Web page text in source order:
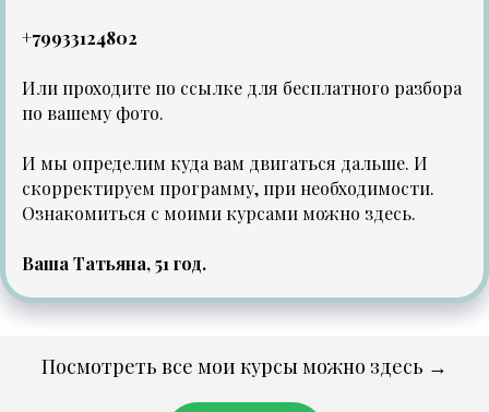
+79933124802
Или проходите по ссылке для бесплатного разбора
по вашему фото.
И мы определим куда вам двигаться дальше. И
скорректируем программу, при необходимости.
Ознакомиться с моими курсами можно здесь.
Ваша Татьяна, 51 год.
Посмотреть все мои курсы можно здесь →